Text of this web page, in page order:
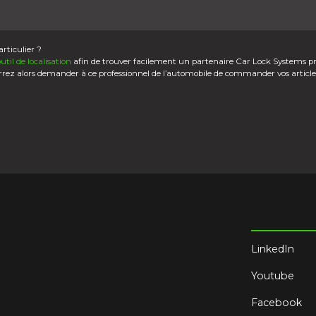
?
de localisation afin de trouver facilement un partenaire Car Lock Systems
alors demander à ce professionnel de l’automobile de commander vos
LinkedIn
Youtube
Facebook